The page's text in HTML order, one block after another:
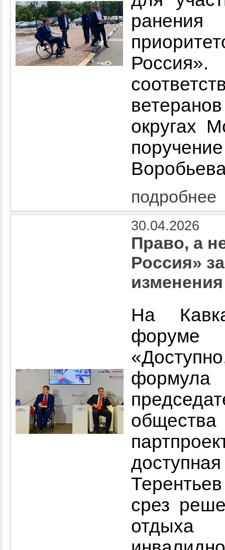
округах
подробнее
30.04.2026
Право, а
Россия»
На
форуме
формула
общества
срез